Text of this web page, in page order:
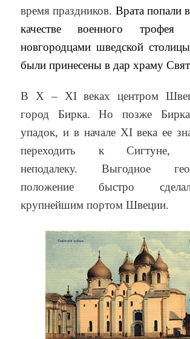
время праздников. Врата попали
качестве военного трофея
новгородцами шведской
были принесены в дар храму
В X – XI веках центром
город Бирка. Но позже
упадок, и в начале XI века ее
переходить к Сигтуне,
неподалеку. Выгодное
положение быстро
крупнейшим портом Швеции.